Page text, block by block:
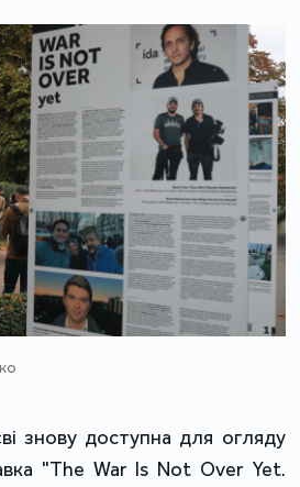
знову доступна для огляду
"The War Is Not Over Yet.